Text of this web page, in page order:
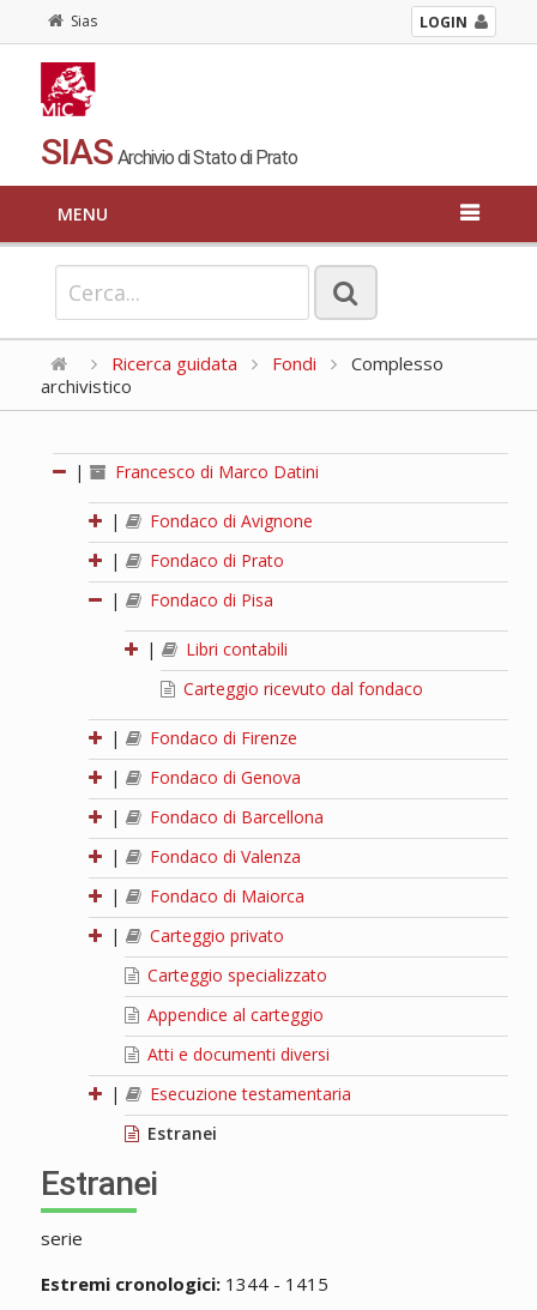
Sias LOGIN
SIAS Archivio di Stato di Prato
MENU
Ricerca guidata Fondi
Complesso
archivistico
| Francesco di Marco Datini
|
Fondaco di Avignone
|
Fondaco di Prato
|
Fondaco di Pisa
|
Libri contabili
Carteggio ricevuto dal fondaco
|
Fondaco di Firenze
|
Fondaco di Genova
|
Fondaco di Barcellona
|
Fondaco di Valenza
|
Fondaco di Maiorca
|
Carteggio privato
Carteggio specializzato
Appendice al carteggio
Atti e documenti diversi
|
Esecuzione testamentaria
Estranei
Estranei
serie
Estremi cronologici:1344 - 1415